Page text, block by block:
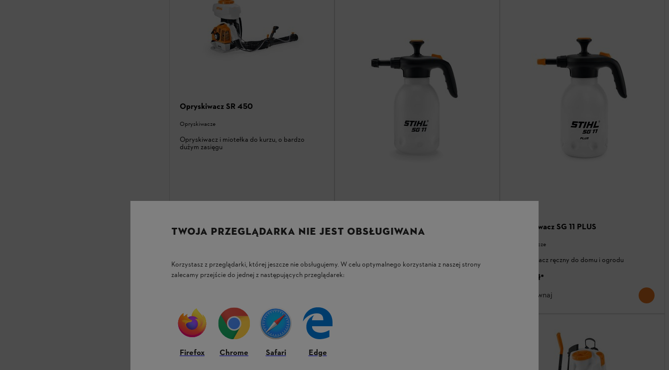
Opryskiwacz SR 450
Opryskiwacze
Opryskiwacz i miotełka do kurzu, o bardzo
dużym zasięgu
3799,00 zł*
Opryskiwacz SG 11
Opryskiwacz ręczny do domu i ogrodu
Opryskiwacz SG 11 PLUS
Opryskiwacze
Opryskiwacz ręczny do domu i ogrodu
119,00 zł*
Porównaj
TWOJA PRZEGLĄDARKA NIE JEST OBSŁUGIWANA
Korzystasz z przeglądarki, której jeszcze nie obsługujemy. W celu optymalnego korzystania z naszej strony
zalecamy przejście do jednej z następujących przeglądarek:
Firefox Chrome Safari Edge